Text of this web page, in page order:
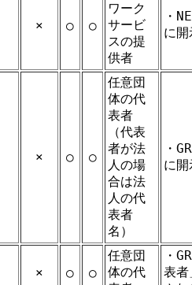
× ○ ○
ワーク
サービ
スの提
供者
・
に
× ○ ○
任意団
体の代
表者
（代表
者が法
人の場
合は法
人の代
表者
名）
・
に
× ○ ○
任意団
体の代
・
表者